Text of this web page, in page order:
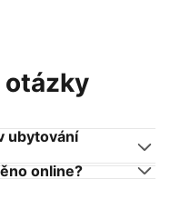
otázky
ubytování
online?